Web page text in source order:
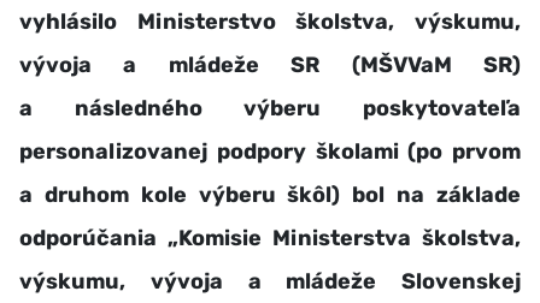
vyhlásilo Ministerstvo školstva, výskumu,
vývoja a mládeže SR (MŠVVaM SR)
a následného výberu
poskytovateľa
personalizovanej podpory školami (po prvom
a druhom kole výberu škôl) bol na základe
odporúčania „Komisie Ministerstva školstva,
výskumu, vývoja a mládeže Slovenskej